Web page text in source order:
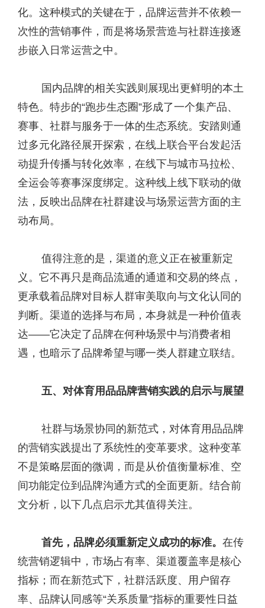
化。这种模式的关键在于，品牌运营并不依赖一
次性的营销事件，而是将场景营造与社群连接逐
步嵌入日常运营之中。
国内品牌的相关实践则展现出更鲜明的本土
特色。特步的“跑步生态圈”形成了一个集产品、
赛事、社群与服务于一体的生态系统。安踏则通
过多元化路径展开探索，在线上联合平台发起活
动提升传播与转化效率，在线下与城市马拉松、
全运会等赛事深度绑定。这种线上线下联动的做
法，反映出品牌在社群建设与场景运营方面的主
动布局。
值得注意的是，渠道的意义正在被重新定
义。它不再只是商品流通的通道和交易的终点，
更承载着品牌对目标人群审美取向与文化认同的
判断。渠道的选择与布局，本身就是一种价值表
达——它决定了品牌在何种场景中与消费者相
遇，也暗示了品牌希望与哪一类人群建立联结。
五、对体育用品品牌营销实践的启示与展望
社群与场景协同的新范式，对体育用品品牌
的营销实践提出了系统性的变革要求。这种变革
不是策略层面的微调，而是从价值衡量标准、空
间功能定位到品牌沟通方式的全面更新。结合前
文分析，以下几点启示尤其值得关注。
首先，品牌必须重新定义成功的标准。 在传
统营销逻辑中，市场占有率、渠道覆盖率是核心
指标；而在新范式下，社群活跃度、用户留存
率、品牌认同感等“关系质量”指标的重要性日益